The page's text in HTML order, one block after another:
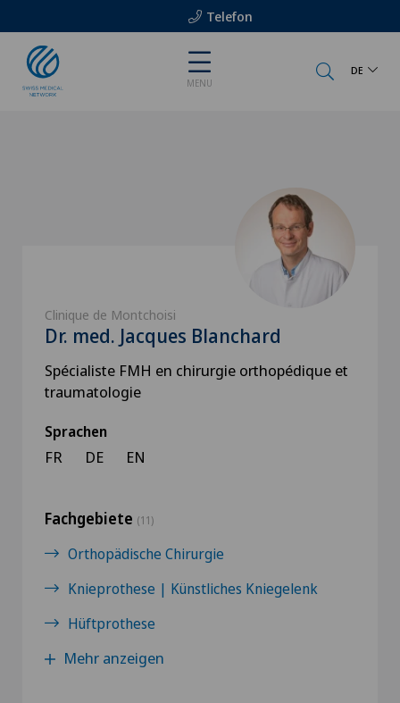
Telefon
MENU
DE
Clinique de Montchoisi
Dr. med. Jacques Blanchard
Spécialiste FMH en chirurgie orthopédique et
traumatologie
Sprachen
FR DE EN
Fachgebiete (11)
Orthopädische Chirurgie
Knieprothese | Künstliches Kniegelenk
Hüftprothese
Mehr anzeigen